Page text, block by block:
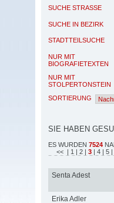
SUCHE STRASSE
SUCHE IN BEZIRK
STADTTEILSUCHE
NUR MIT
BIOGRAFIETEXTEN
NUR MIT
STOLPERTONSTEIN
SORTIERUNG
SIE HABEN
ES WURDEN 7524
<< | 1 | 2 | 3 | 4 | 5
Senta Adest
Erika Adler